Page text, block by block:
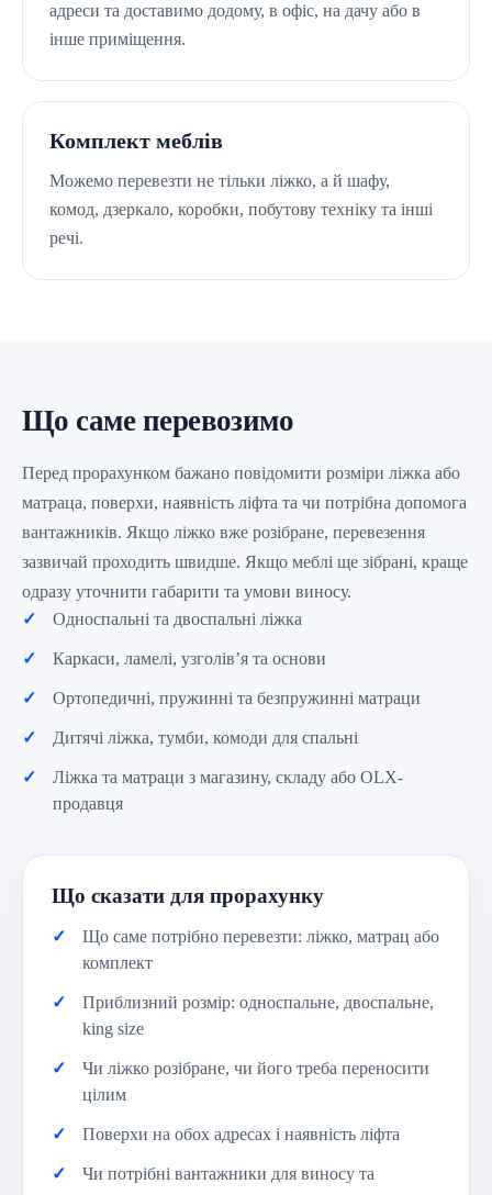
адреси та доставимо додому, в офіс, на дачу або в
інше приміщення.
Комплект меблів
Можемо перевезти не тільки ліжко, а й шафу,
комод, дзеркало, коробки, побутову техніку та інші
речі.
Що саме перевозимо
Перед прорахунком бажано повідомити розміри ліжка або
матраца, поверхи, наявність ліфта та чи потрібна допомога
вантажників. Якщо ліжко вже розібране, перевезення
зазвичай проходить швидше. Якщо меблі ще зібрані, краще
одразу уточнити габарити та умови виносу.
Односпальні та двоспальні ліжка
Каркаси, ламелі, узголів’я та основи
Ортопедичні, пружинні та безпружинні матраци
Дитячі ліжка, тумби, комоди для спальні
Ліжка та матраци з магазину, складу або OLX-
продавця
Що сказати для прорахунку
Що саме потрібно перевезти: ліжко, матрац або
комплект
Приблизний розмір: односпальне, двоспальне,
king size
Чи ліжко розібране, чи його треба переносити
цілим
Поверхи на обох адресах і наявність ліфта
Чи потрібні вантажники для виносу та